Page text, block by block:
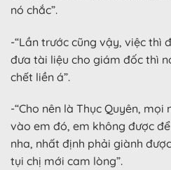
nó chắc”.
-“Lần trước cũng vậy, việc thì
đưa tài liệu cho giám đốc thì
chết liền á”.
-“Cho nên là Thục Quyên,
vào em đó, em không được
nha, nhất định phải giành
tụi chị mới cam lòng”.